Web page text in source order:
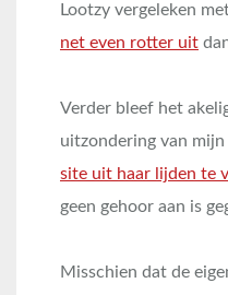
Lootzy vergeleken
net even rotter uit
Verder bleef het
uitzondering van mijn
site uit haar lijden te
geen gehoor aan is
Misschien dat de